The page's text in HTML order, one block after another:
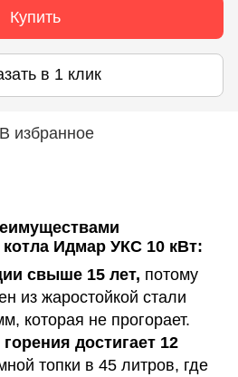
Купить
в 1 клик
В избранное
Идмар УКС 10 кВт:
свыше 15 лет, потому
из жаростойкой стали
которая не прогорает.
достигает 12
топки в 45 литров, где